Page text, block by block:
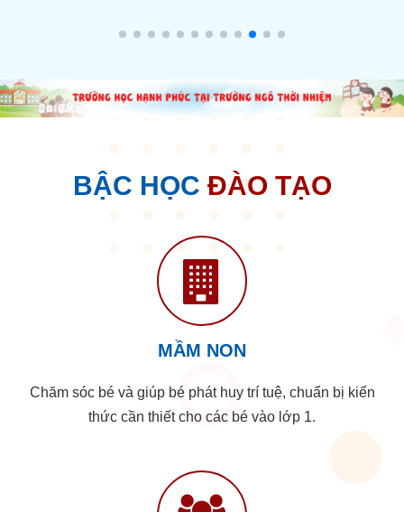
BẬC HỌC ĐÀO TẠO
MẦM NON
Chăm sóc bé và giúp bé phát huy trí tuệ, chuẩn bị kiến
thức cần thiết cho các bé vào lớp 1.